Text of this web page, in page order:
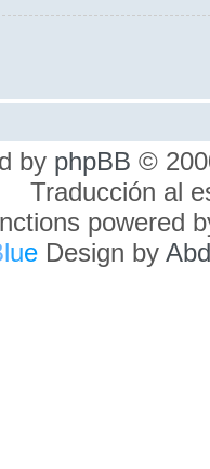
by phpBB ©
Traducción al
powered
lueDesign by